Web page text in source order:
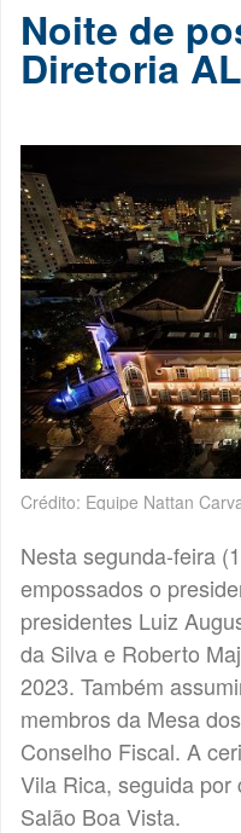
Noite de
Diretoria
Crédito: Equipe Nattan
Nesta segunda-feira
empossados o
presidentes Luiz
da Silva e Roberto
2023. Também
membros da Mesa
Conselho Fiscal. A
Vila Rica, seguida
Salão Boa Vista.